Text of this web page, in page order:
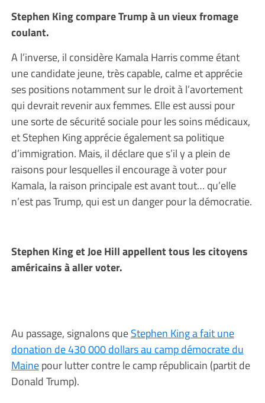
Stephen King compare Trump à un vieux fromage
coulant.
A l’inverse, il considère Kamala Harris comme étant
une candidate jeune, très capable, calme et apprécie
ses positions notamment sur le droit à l’avortement
qui devrait revenir aux femmes. Elle est aussi pour
une sorte de sécurité sociale pour les soins médicaux,
et Stephen King apprécie également sa politique
d’immigration. Mais, il déclare que s’il y a plein de
raisons pour lesquelles il encourage à voter pour
Kamala, la raison principale est avant tout… qu’elle
n’est pas Trump, qui est un danger pour la démocratie.
Stephen King et Joe Hill appellent tous les citoyens
américains à aller voter.
Au passage, signalons queStephen King a fait une
donation de 430 000 dollars au camp démocrate du
Mainepour lutter contre le camp républicain (partit de
Donald Trump).